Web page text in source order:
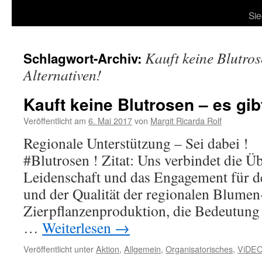
Schlagwort-Archiv: Kauft keine
Alternativen!
Kauft keine Blutrosen – es
Veröffentlicht am 6. Mai 2017von Margit Ricarda Rolf
Regionale Unterstützung – Sei
#Blutrosen ! Zitat: Uns verbindet die
Leidenschaft und das Engagement für
und der Qualität der regionalen
Zierpflanzenproduktion, die
… Weiterlesen →
Veröffentlicht unterAktion, Allgemein, Organisatorisches,